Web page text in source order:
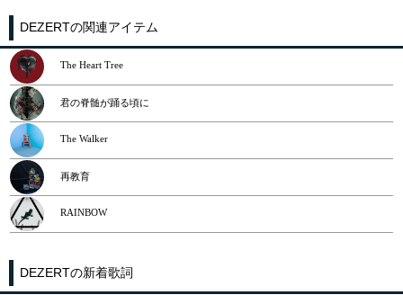
DEZERTの関連アイテム
The Heart Tree
君の脊髄が踊る頃に
The Walker
再教育
RAINBOW
DEZERTの新着歌詞